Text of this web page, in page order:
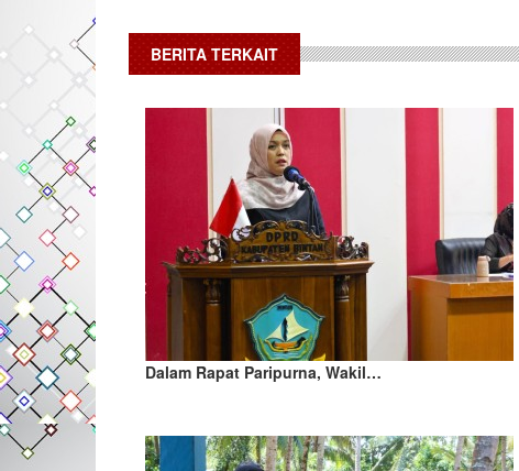
BERITA TERKAIT
Dalam Rapat Paripurna, Wakil…